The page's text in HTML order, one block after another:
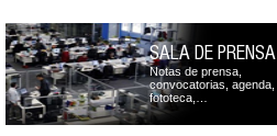
SALA DE PRENSA
Notas de prensa,
convocatorias, agenda,
fototeca,…